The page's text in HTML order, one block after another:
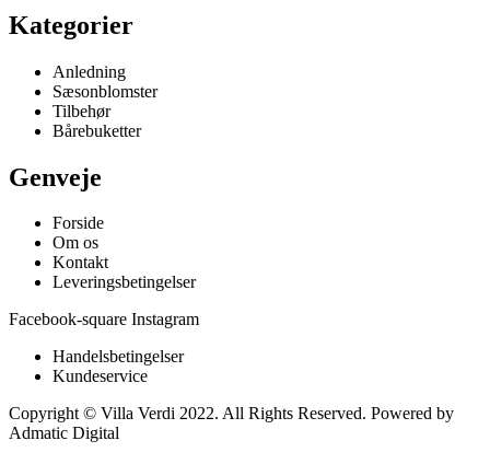
Kategorier
Anledning
Sæsonblomster
Tilbehør
Bårebuketter
Genveje
Forside
Om os
Kontakt
Leveringsbetingelser
Facebook-square Instagram
Handelsbetingelser
Kundeservice
Copyright © Villa Verdi 2022. All Rights Reserved. Powered by
Admatic Digital